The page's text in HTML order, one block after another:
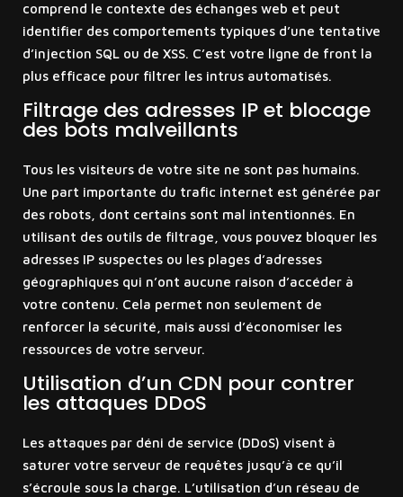
comprend le contexte des échanges web et peut
identifier des comportements typiques d’une tentative
d’injection SQL ou de XSS. C’est votre ligne de front la
plus efficace pour filtrer les intrus automatisés.
Filtrage des adresses IP et blocage
des bots malveillants
Tous les visiteurs de votre site ne sont pas humains.
Une part importante du trafic internet est générée par
des robots, dont certains sont mal intentionnés. En
utilisant des outils de filtrage, vous pouvez bloquer les
adresses IP suspectes ou les plages d’adresses
géographiques qui n’ont aucune raison d’accéder à
votre contenu. Cela permet non seulement de
renforcer la sécurité, mais aussi d’économiser les
ressources de votre serveur.
Utilisation d’un CDN pour contrer
les attaques DDoS
Les attaques par déni de service (DDoS) visent à
saturer votre serveur de requêtes jusqu’à ce qu’il
s’écroule sous la charge. L’utilisation d’un réseau de